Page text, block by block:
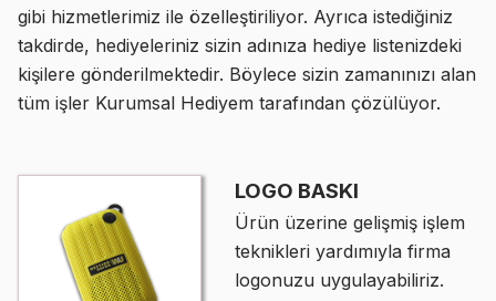
gibi hizmetlerimiz ile özelleştiriliyor. Ayrıca istediğiniz
takdirde, hediyeleriniz sizin adınıza hediye listenizdeki
kişilere gönderilmektedir. Böylece sizin zamanınızı alan
tüm işler Kurumsal Hediyem tarafından çözülüyor.
LOGO BASKI
Ürün üzerine gelişmiş işlem
teknikleri yardımıyla firma
logonuzu uygulayabiliriz.